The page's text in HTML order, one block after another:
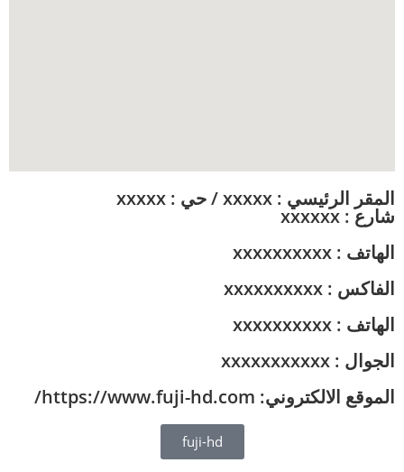
المقر الرئيسي : xxxxx / حي : xxxxx
شارع : xxxxxx
الهاتف : xxxxxxxxxx
الفاكس : xxxxxxxxxx
الهاتف : xxxxxxxxxx
الجوال : xxxxxxxxxxx
الموقع الالكتروني: https://www.fuji-hd.com/
fuji-hd